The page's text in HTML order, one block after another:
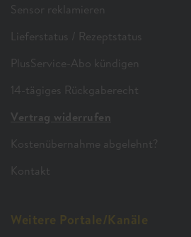
Sensor reklamieren
Lieferstatus / Rezeptstatus
PlusService-Abo kündigen
14-tägiges Rückgaberecht
Vertrag widerrufen
Kostenübernahme abgelehnt?
Kontakt
Weitere Portale/Kanäle